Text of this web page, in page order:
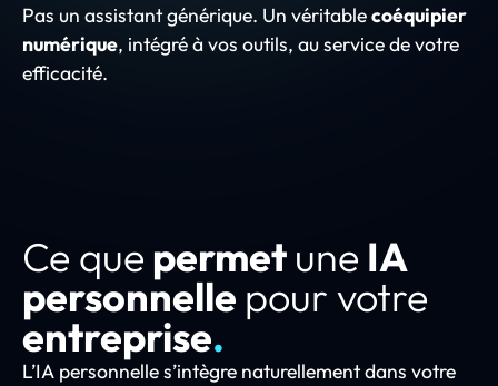
Pas un assistant générique. Un véritablecoéquipier
numérique, intégré à vos outils, au service de votre
efficacité.
Ce que permet une IA
personnelle pour votre
entreprise.
L’IA personnelle s’intègre naturellement dans votre